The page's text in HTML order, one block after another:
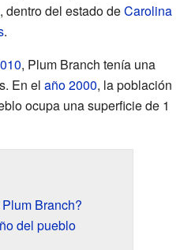
, dentro del estado deCarolina
.
, Plum Branch tenía una
En el año 2000, la población
ocupa una superficie de 1
Branch?
del pueblo